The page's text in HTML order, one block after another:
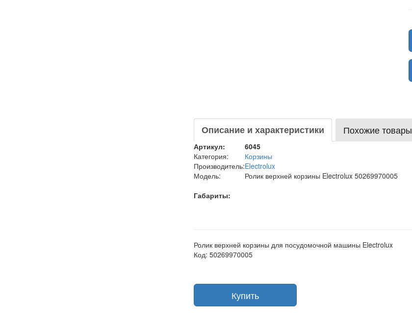
Описание и характеристики Похожие товары
Артикул:
6045
Категория:
Корзины
Производитель:Electrolux
Модель:
Ролик верхней корзины Electrolux 50269970005
Габариты:
Ролик верхней корзины для посудомочной машины Electrolux
Код: 50269970005